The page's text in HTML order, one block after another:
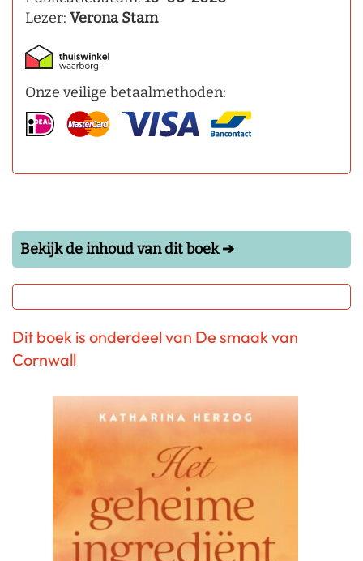
Lezer: Verona Stam
Onze veilige betaalmethoden:
Bekijk de inhoud van dit boek ➔
Dit boek is onderdeel van De smaak van
Cornwall